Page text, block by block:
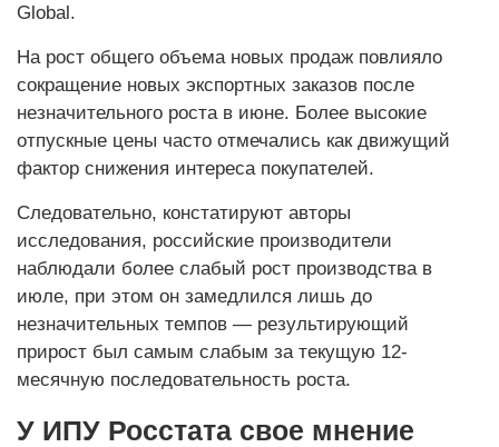
Global.
На рост общего объема новых продаж повлияло
сокращение новых экспортных заказов после
незначительного роста в июне. Более высокие
отпускные цены часто отмечались как движущий
фактор снижения интереса покупателей.
Следовательно, констатируют авторы
исследования, российские производители
наблюдали более слабый рост производства в
июле, при этом он замедлился лишь до
незначительных темпов — результирующий
прирост был самым слабым за текущую 12-
месячную последовательность роста.
У ИПУ Росстата свое мнение